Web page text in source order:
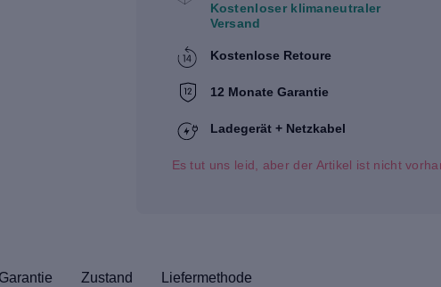
Kostenloser klimaneutraler
Versand
Kostenlose Retoure
12 Monate Garantie
Ladegerät + Netzkabel
Es tut uns leid, aber der Artikel ist nicht
Garantie Zustand Liefermethode